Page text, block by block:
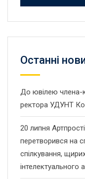
Останнi
До ювілею члена-
ректора УДУНТ
20 липня
перетворився на
спілкування,
інтелектуального